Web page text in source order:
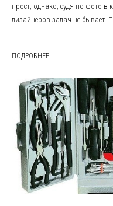
прост, однако, судя по фото
дизайнеров задач не бывает.
ПОДРОБНЕЕ